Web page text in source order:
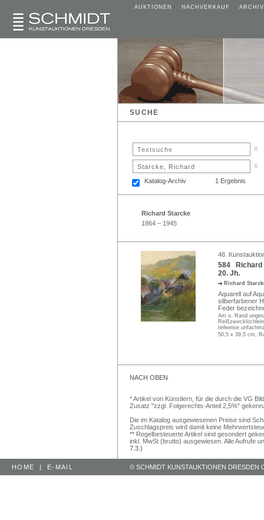
AUKTIONEN NACHVERKAUF ARCHIV
SUCHE
x
x
Katalog-Archiv 1 Ergebnis
Richard Starcke
1864 – 1945
48.
584 Richard
20. Jh.
Richard
Aquarell auf
silberfarbener
Feder
Am o. Rand
teilweise
50,5 x 39,5 cm,
NACH OBEN
* Artikel von Künstlern, für die durch die VG
Zusatz "zzgl. Folgerechts-Anteil 2,5%"
Die im Katalog ausgewiesenen Preise sind
Zuschlagspreis wird damit keine
** Regelbesteuerte Artikel sind gesondert
inkl. MwSt (brutto) ausgewiesen. Alle Aufrufe
7.3.)
HOME | E-MAIL © SCHMIDT KUNSTAUKTIONEN DRESDEN